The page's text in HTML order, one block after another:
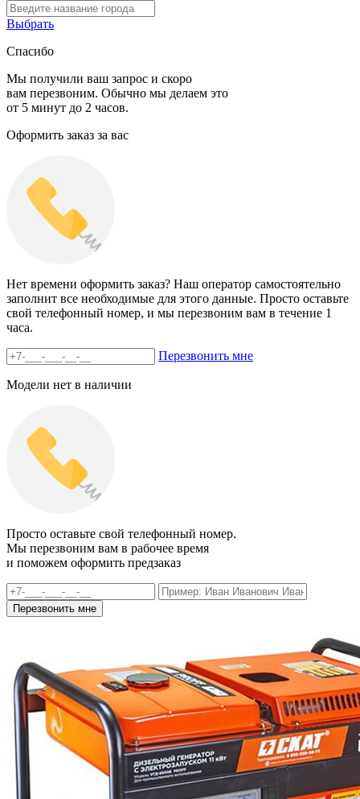
Выбрать
Спасибо
Мы получили ваш запрос и скоро
вам перезвоним. Обычно мы делаем это
от 5 минут до 2 часов.
Оформить заказ за вас
Нет времени оформить заказ? Наш оператор самостоятельно
заполнит все необходимые для этого данные. Просто оставьте
свой телефонный номер, и мы перезвоним вам в течение 1
часа.
Перезвонить мне
Модели нет в наличии
Просто оставьте свой телефонный номер.
Мы перезвоним вам в рабочее время
и поможем оформить предзаказ